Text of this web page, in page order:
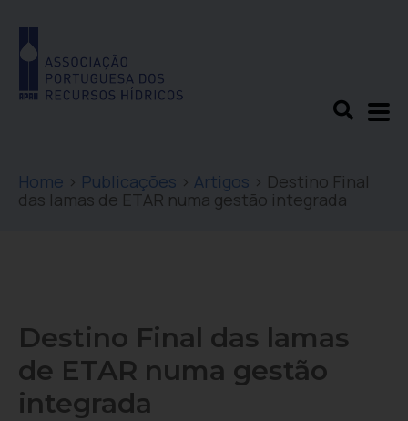
Home > Publicações > Artigos > Destino Final
das lamas de ETAR numa gestão integrada
Destino Final das lamas
de ETAR numa gestão
integrada